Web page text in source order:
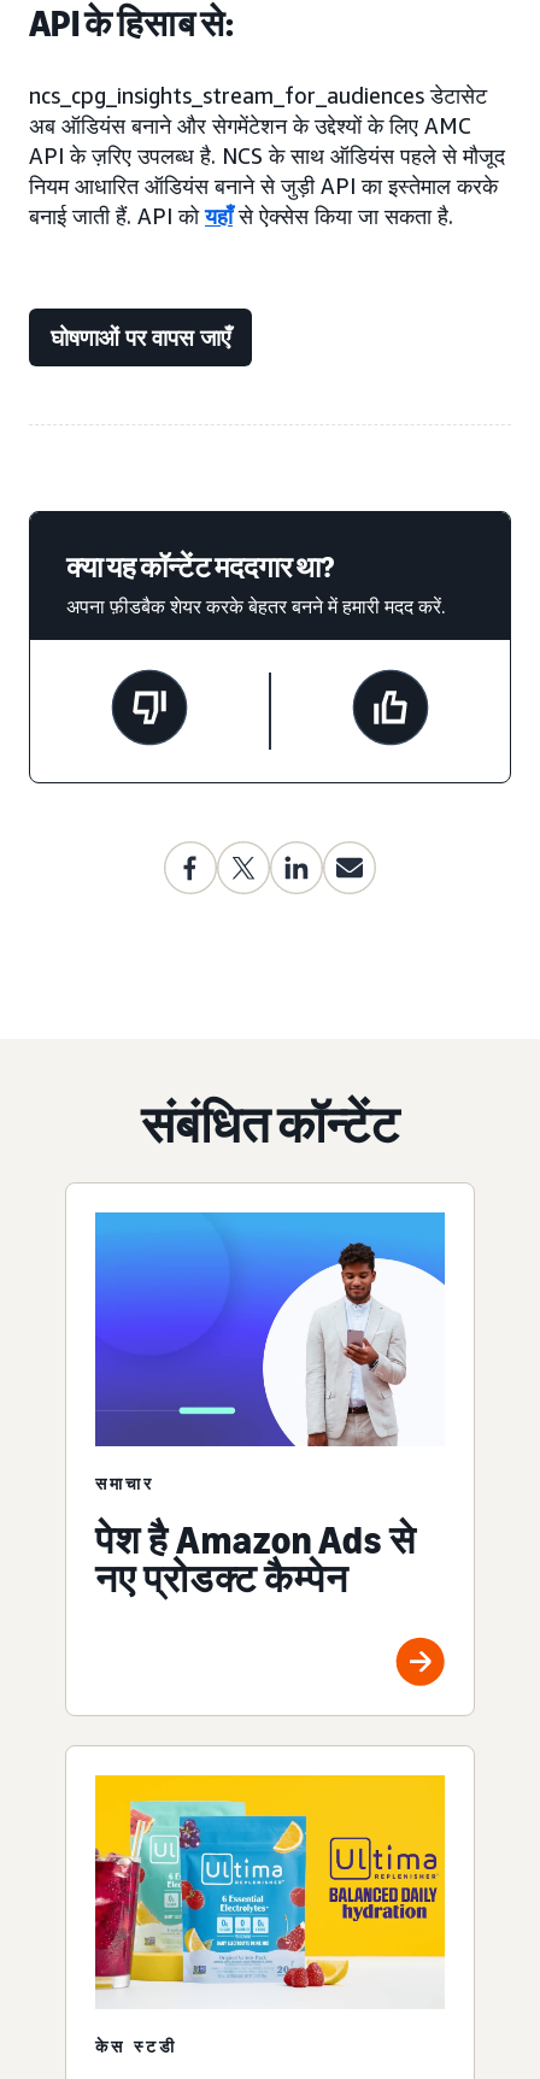
API के हिसाब से:
ncs_cpg_insights_stream_for_audiences डेटासेट
अब ऑडियंस बनाने और सेगमेंटेशन के उद्देश्यों के लिए AMC
API के ज़रिए उपलब्ध है. NCS के साथ ऑडियंस पहले से मौजूद
नियम आधारित ऑडियंस बनाने से जुड़ी API का इस्तेमाल करके
बनाई जाती हैं. API कोयहाँसे ऐक्सेस किया जा सकता है.
घोषणाओं पर वापस जाएँ
क्या यह कॉन्टेंट मददगार था?
अपना फ़ीडबैक शेयर करके बेहतर बनने में हमारी मदद करें.
संबंधित कॉन्टेंट
समाचार
पेश है Amazon Ads से
नए प्रोडक्ट कैम्पेन
केस स्टडी